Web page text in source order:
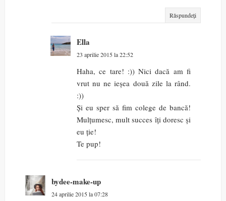
Răspundeți
Ella
23 aprilie 2015 la 22:52
Haha, ce tare! :)) Nici dacă am fi
vrut nu ne ieșea două zile la rând.
:))
Și eu sper să fim colege de bancă!
Mulțumesc, mult succes îți doresc și
eu ție!
Te pup!
bydee-make-up
24 aprilie 2015 la 07:28